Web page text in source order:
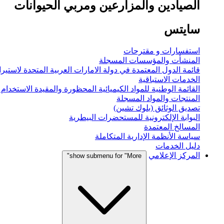
الصيادين والمزارعين ومربي الحيوانات
سايتس
استفسارات و مقترحات
المنشأت والمؤسسات المسجلة
قائمة الدول المعتمدة في دولة الامارات العربية المتحدة
الخدمات الاستباقية
القائمة الوطنية للمواد الكيميائية المحظورة والمقيدة
المنتجات والمواد المسجلة
تصديق الوثائق (بلوك تشين)
البوابة الإلكترونية للمستحضرات البيطرية
المسالخ المعتمدة
سياسة الأنظمة الإدارية المتكاملة
دليل الخدمات
المركز الإعلامي
show submenu for "More"